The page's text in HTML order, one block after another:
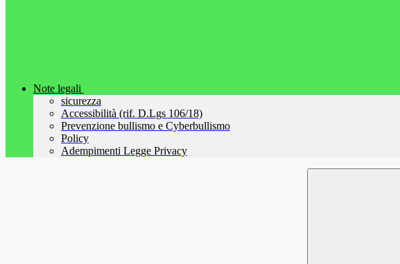
Note legali
sicurezza
Accessibilità (rif. D.Lgs 106/18)
Prevenzione bullismo e Cyberbullismo
Policy
Adempimenti Legge Privacy